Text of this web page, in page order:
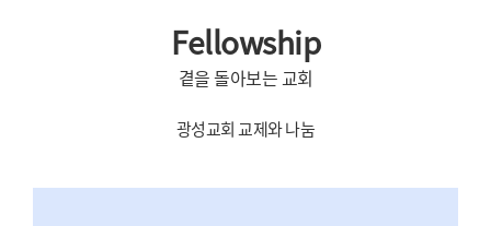
Fellowship
곁을 돌아보는 교회
광성교회 교제와 나눔